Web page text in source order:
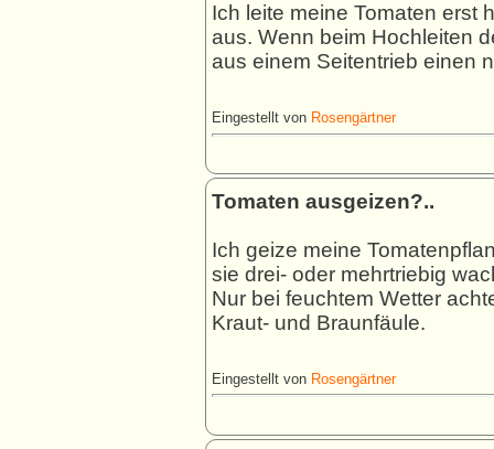
Ich leite meine Tomaten erst
aus. Wenn beim Hochleiten
aus einem Seitentrieb einen
Eingestellt von Rosengärtner
Tomaten ausgeizen?..
Ich geize meine
sie drei- oder mehrtriebig
Nur bei feuchtem Wetter
Kraut- und Braunfäule.
Eingestellt von Rosengärtner